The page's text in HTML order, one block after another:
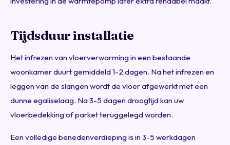
Tijdsduur installatie
Het infrezen van vloerverwarming in een bestaande
woonkamer duurt gemiddeld 1-2 dagen. Na het infrezen en
leggen van de slangen wordt de vloer afgewerkt met een
dunne egaliselaag. Na 3-5 dagen droogtijd kan uw
vloerbedekking of parket teruggelegd worden.
Een volledige benedenverdieping is in 3-5 werkdagen